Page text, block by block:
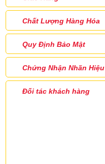
Chất Lượng Hàng Hóa
Quy Định Bảo Mật
Chứng Nhận Nhãn Hiệu
Đối tác khách hàng